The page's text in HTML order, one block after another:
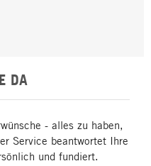
DA
- alles zu haben,
Service beantwortet Ihre
und fundiert.